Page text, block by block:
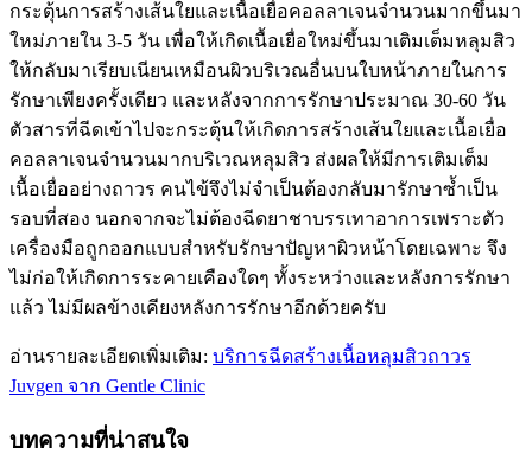
กระตุ้นการสร้างเส้นใยและเนื้อเยื่อคอลลาเจนจำนวนมากขึ้นมา
ใหม่ภายใน 3-5 วัน เพื่อให้เกิดเนื้อเยื่อใหม่ขึ้นมาเติมเต็มหลุมสิว
ให้กลับมาเรียบเนียนเหมือนผิวบริเวณอื่นบนใบหน้าภายในการ
รักษาเพียงครั้งเดียว และหลังจากการรักษาประมาณ 30-60 วัน
ตัวสารที่ฉีดเข้าไปจะกระตุ้นให้เกิดการสร้างเส้นใยและเนื้อเยื่อ
คอลลาเจนจำนวนมากบริเวณหลุมสิว ส่งผลให้มีการเติมเต็ม
เนื้อเยื่ออย่างถาวร คนไข้จึงไม่จำเป็นต้องกลับมารักษาซ้ำเป็น
รอบที่สอง นอกจากจะไม่ต้องฉีดยาชาบรรเทาอาการเพราะตัว
เครื่องมือถูกออกแบบสำหรับรักษาปัญหาผิวหน้าโดยเฉพาะ จึง
ไม่ก่อให้เกิดการระคายเคืองใดๆ ทั้งระหว่างและหลังการรักษา
แล้ว ไม่มีผลข้างเคียงหลังการรักษาอีกด้วยครับ
อ่านรายละเอียดเพิ่มเติม: บริการฉีดสร้างเนื้อหลุมสิวถาวร
Juvgen จาก Gentle Clinic
บทความที่น่าสนใจ